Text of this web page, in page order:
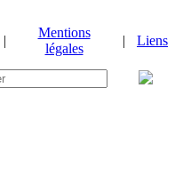
|
Mentions
légales
| Liens